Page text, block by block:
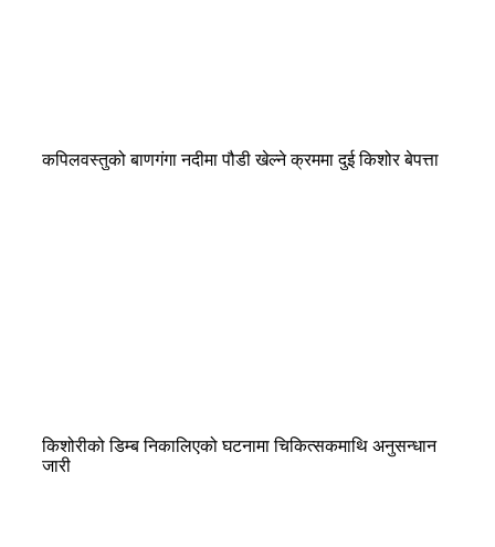
कपिलवस्तुको बाणगंगा नदीमा पौडी खेल्ने क्रममा दुई किशोर बेपत्ता
किशोरीको डिम्ब निकालिएको घटनामा चिकित्सकमाथि अनुसन्धान
जारी